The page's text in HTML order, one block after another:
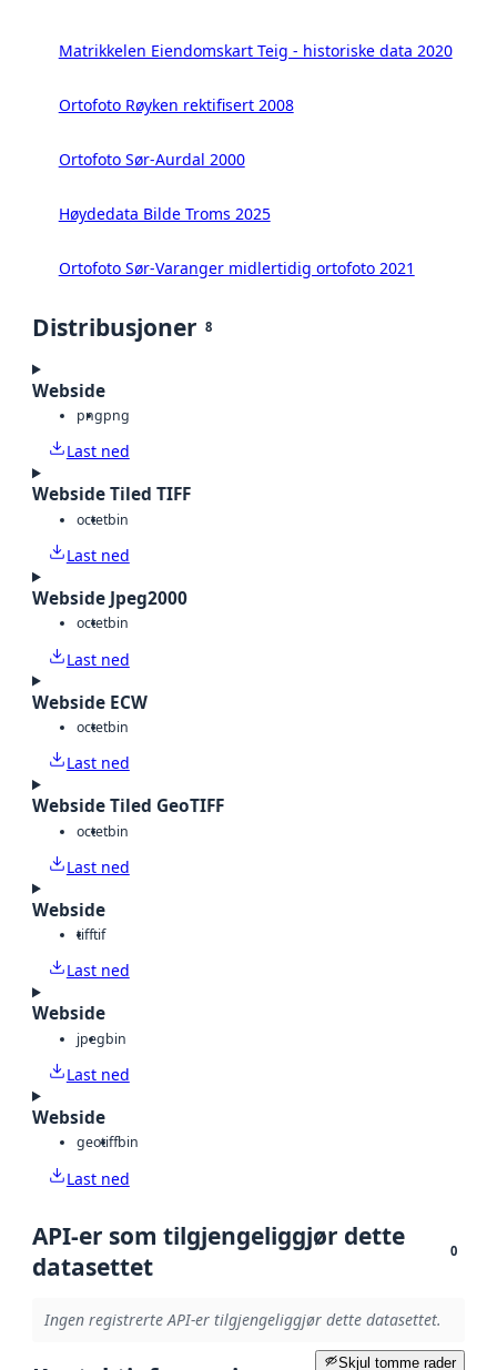
Matrikkelen Eiendomskart Teig - historiske data 2020
Ortofoto Røyken rektifisert 2008
Ortofoto Sør-Aurdal 2000
Høydedata Bilde Troms 2025
Ortofoto Sør-Varanger midlertidig ortofoto 2021
Distribusjoner 8
Webside
pngpng
Last ned
Webside Tiled TIFF
octetbin
Last ned
Webside Jpeg2000
octetbin
Last ned
Webside ECW
octetbin
Last ned
Webside Tiled GeoTIFF
octetbin
Last ned
Webside
tifftif
Last ned
Webside
jpegbin
Last ned
Webside
geotiffbin
Last ned
API-er som tilgjengeliggjør dette
datasettet
0
Ingen registrerte API-er tilgjengeliggjør dette datasettet.
Skjul tomme rader